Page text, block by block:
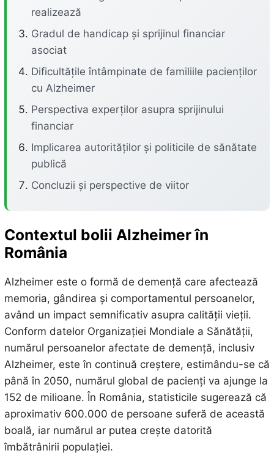
realizează
Gradul de handicap și sprijinul financiar
asociat
Dificultățile întâmpinate de familiile pacienților
cu Alzheimer
Perspectiva experților asupra sprijinului
financiar
Implicarea autorităților și politicile de sănătate
publică
Concluzii și perspective de viitor
Contextul bolii Alzheimer în
România
Alzheimer este o formă de demență care afectează
memoria, gândirea și comportamentul persoanelor,
având un impact semnificativ asupra calității vieții.
Conform datelor Organizației Mondiale a Sănătății,
numărul persoanelor afectate de demență, inclusiv
Alzheimer, este în continuă creștere, estimându-se că
până în 2050, numărul global de pacienți va ajunge la
152 de milioane. În România, statisticile sugerează că
aproximativ 600.000 de persoane suferă de această
boală, iar numărul ar putea crește datorită
îmbătrânirii populației.